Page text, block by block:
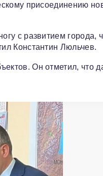
присоединению
с развитием города,
Константин Люльчев.
Он отметил, что